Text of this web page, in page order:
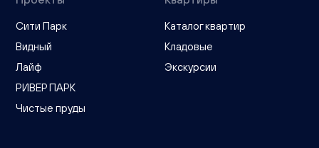
Сити Парк
Видный
Лайф
РИВЕР ПАРК
Чистые пруды
Каталог квартир
Кладовые
Экскурсии